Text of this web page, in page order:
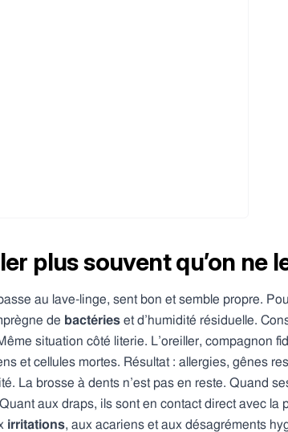
plus souvent qu’on ne
au lave-linge, sent bon et semble propre.
de bactéries et d’humidité résiduelle.
situation côté literie. L’oreiller, compagnon
et cellules mortes. Résultat : allergies, gênes
La brosse à dents n’est pas en reste. Quand
aux draps, ils sont en contact direct avec la
irritations, aux acariens et aux désagréments